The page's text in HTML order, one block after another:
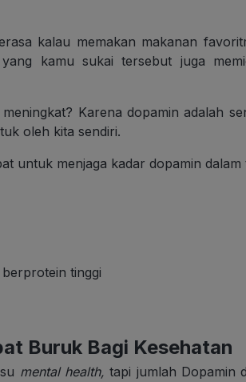
kalau memakan makanan
kamu sukai tersebut juga
Karena dopamin adalah
oleh kita sendiri.
untuk menjaga kadar dopamin dalam
tinggi
Buruk Bagi Kesehatan
mental health,tapi jumlah Dopamin